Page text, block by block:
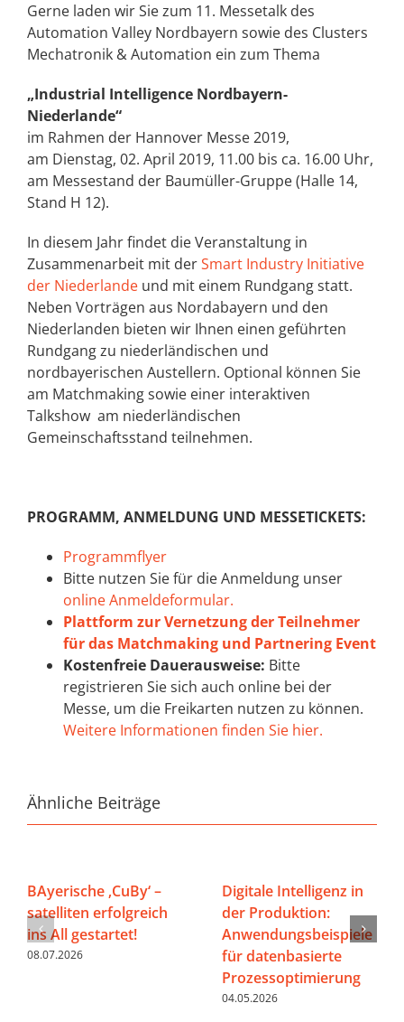
Gerne laden wir Sie zum 11. Messetalk des
Automation Valley Nordbayern sowie des Clusters
Mechatronik & Automation ein zum Thema
„Industrial Intelligence Nordbayern-
Niederlande“
im Rahmen der Hannover Messe 2019,
am Dienstag, 02. April 2019, 11.00 bis ca. 16.00 Uhr,
am Messestand der Baumüller-Gruppe (Halle 14,
Stand H 12).
In diesem Jahr findet die Veranstaltung in
Zusammenarbeit mit derSmart Industry Initiative
der Niederlande und mit einem Rundgang statt.
Neben Vorträgen aus Nordabayern und den
Niederlanden bieten wir Ihnen einen geführten
Rundgang zu niederländischen und
nordbayerischen Austellern. Optional können Sie
am Matchmaking sowie einer interaktiven
Talkshow am niederländischen
Gemeinschaftsstand teilnehmen.
PROGRAMM, ANMELDUNG UND MESSETICKETS:
Programmflyer
Bitte nutzen Sie für die Anmeldung unser
online Anmeldeformular.
Plattform zur Vernetzung der Teilnehmer
für das Matchmaking und Partnering Event
Kostenfreie Dauerausweise: Bitte
registrieren Sie sich auch online bei der
Messe, um die Freikarten nutzen zu können.
Weitere Informationen finden Sie hier.
Ähnliche Beiträge
BAyerische ‚CuBy‘ –
satelliten erfolgreich
ins All gestartet!
08.07.2026
Digitale Intelligenz in
der Produktion:
Anwendungsbeispiele
für datenbasierte
Prozessoptimierung
04.05.2026